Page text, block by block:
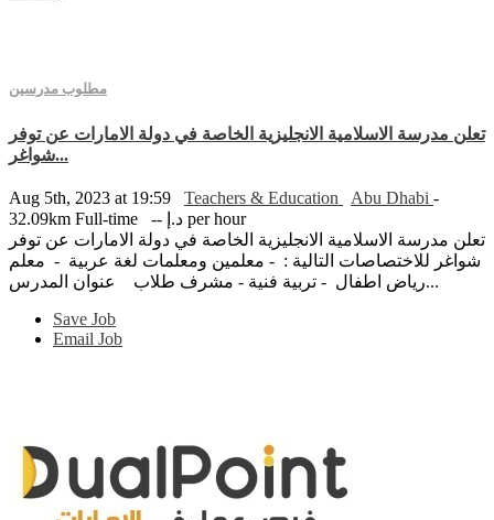
مطلوب مدرسين
تعلن مدرسة الاسلامية الانجليزية الخاصة في دولة الامارات عن توفر
شواغر...
Aug 5th, 2023 at 19:59 Teachers & Education Abu Dhabi -
32.09km Full-time
-- د.إ per hour
تعلن مدرسة الاسلامية الانجليزية الخاصة في دولة الامارات عن توفر
شواغر للاختصاصات التالية : - معلمين ومعلمات لغة عربية - معلم
رياض اطفال - تربية فنية - مشرف طلاب عنوان المدرس...
Save Job
Email Job